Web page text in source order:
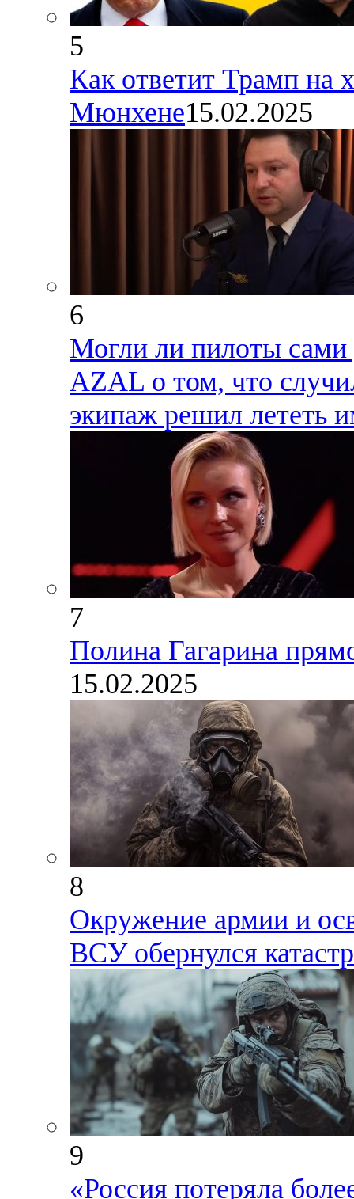
5
Как ответит Трамп на
Мюнхене15.02.2025
6
Могли ли пилоты сами
AZAL о том, что
экипаж решил лететь
7
Полина Гагарина
15.02.2025
8
Окружение армии и
ВСУ обернулся
9
«Россия потеряла